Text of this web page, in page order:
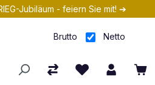
Jubiläum - feiern Sie mit! ➔
Brutto Netto